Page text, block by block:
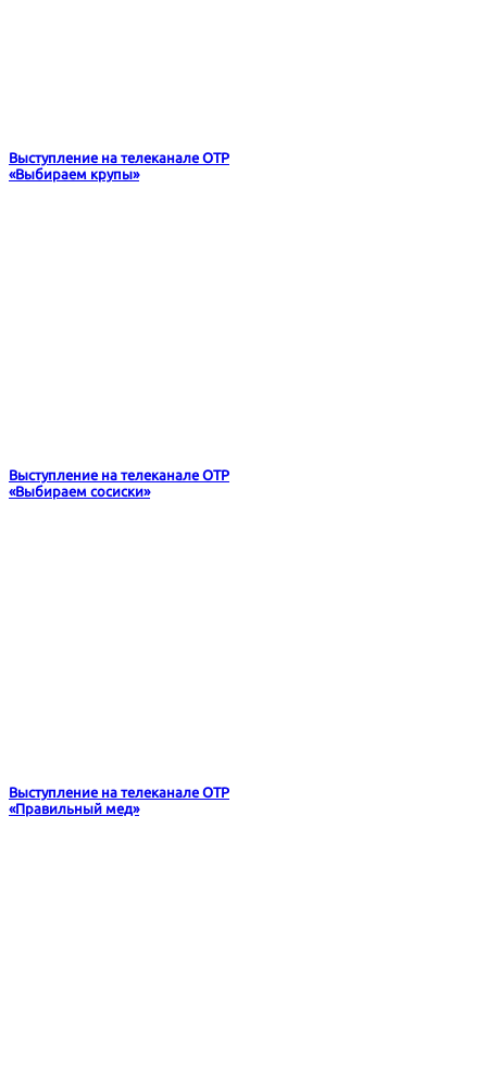
Выступление на телеканале ОТР
«Выбираем крупы»
Выступление на телеканале ОТР
«Выбираем сосиски»
Выступление на телеканале ОТР
«Правильный мед»